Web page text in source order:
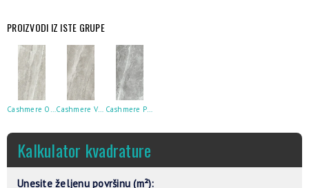
PROIZVODI IZ ISTE GRUPE
Cashmere Oyster Rett 60X120 Cashmere Visone Rett 60X120 Cashmere Peltro Rett 60X120
Kalkulator kvadrature
Unesite željenu površinu (m²):